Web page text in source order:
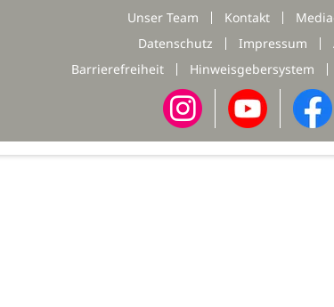
Unser Team Kontakt
Datenschutz
Impressum
Barrierefreiheit
Hinweisgebersystem